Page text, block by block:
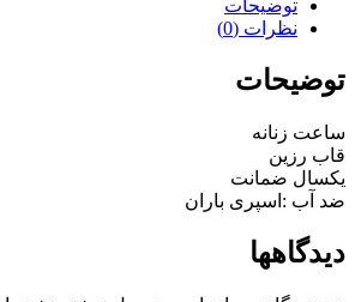
توضیحات
نظرات (0)
توضیحات
ساعت زنانه
قاب رزین
یکسال ضمانت
ضد آب :اسپری باران
دیدگاهها